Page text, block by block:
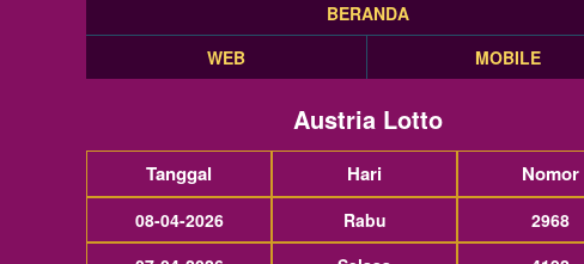
BERANDA
WEB
MOBILE
Austria Lotto
Tanggal Hari Nomor
08-04-2026 Rabu
2968